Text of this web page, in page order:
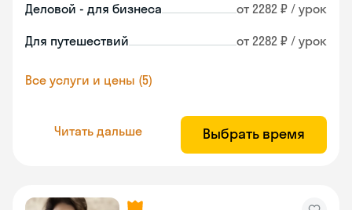
Деловой - для бизнеса от 2282 ₽ / урок
Для путешествий от 2282 ₽ / урок
Все услуги и цены (5)
Читать дальше Выбрать время